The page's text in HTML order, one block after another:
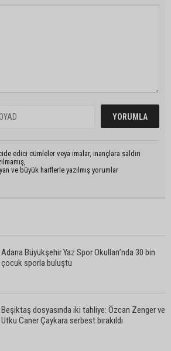
edici cümleler veya imalar, inançlara saldırı
ve büyük harflerle yazılmış yorumlar
Adana Büyükşehir Yaz Spor Okulları’nda 30 bin
çocuk sporla buluştu
Beşiktaş dosyasında iki tahliye: Özcan Zenger ve
Utku Caner Çaykara serbest bırakıldı